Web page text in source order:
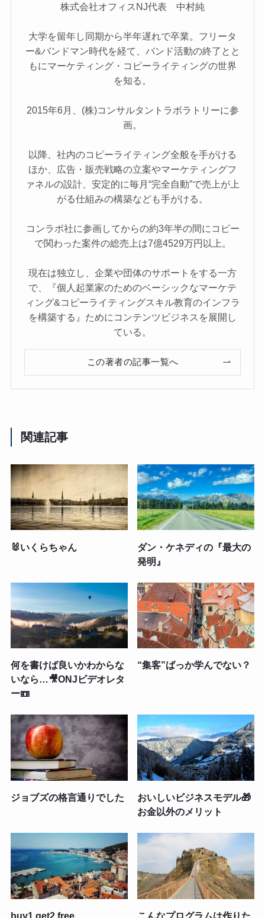
株式会社オフィスNJ代表 中村純
大学を留年し同期から半年遅れで卒業。フリータ
ー&バンドマン時代を経て、バンド活動の終了とと
もにマーケティング・コピーライティングの世界
を知る。
2015年6月、(株)コンサルタントラボラトリーに参
画。
以降、社内のコピーライティング全般を手がける
ほか、広告・販売戦略の立案やマーケティングフ
ァネルの設計、安定的に毎月“完全自動”で売上が上
がる仕組みの構築なども手がける。
コンラボ社に参画してからの約3年半の間にコピー
で関わった案件の総売上は7億4529万円以上。
現在は独立し、企業や団体のサポートをする一方
で、『個人起業家のためのベーシックなマーケテ
ィング&コピーライティングスキル教育のインフラ
を構築する』ためにコンテンツビジネスを展開し
ている。
この著者の記事一覧へ
関連記事
🐰いくらちゃん
ダン・ケネディの『最大の
発明』
何を書けば良いかわからな
いなら…🎥ONJビデオレタ
ー📼
“集客”ばっか学んでない？
ジョブズの格言通りでした
おいしいビジネスモデル🎁
お金以外のメリット
buy1 get2 free こんなプログラムは作りた